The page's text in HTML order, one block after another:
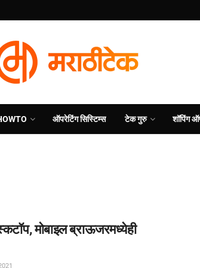
ऑपरेटिंग सिस्टिम्स टेक गुरु शॉपिंग
मोबाइल ब्राऊजरमध्येही